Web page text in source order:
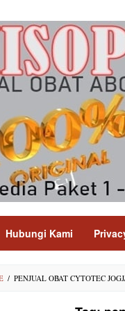
Hubungi Kami
/ PENJUAL OBAT CYTOTEC